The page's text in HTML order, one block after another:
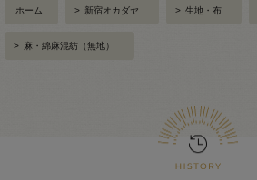
ホーム > 新宿オカダヤ > 生地・布
> 麻・綿麻混紡（無地）